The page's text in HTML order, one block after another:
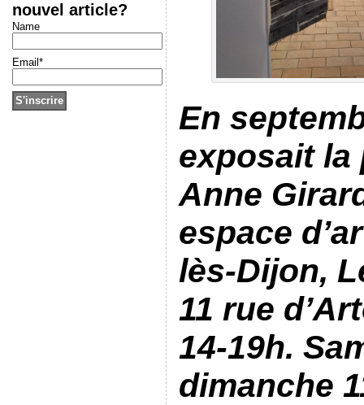
nouvel article?
Name
Email*
En
exposait la
Anne
espace
lès-Dijon,
11 rue
14-19h.
dimanche